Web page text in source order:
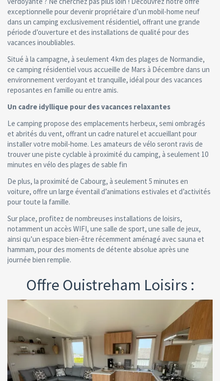
exceptionnelle pour devenir propriétaire d’un mobil-home neuf
dans un camping exclusivement résidentiel, offrant une grande
période d’ouverture et des installations de qualité pour des
vacances inoubliables.
Situé à la campagne, à seulement 4 km des plages de Normandie,
ce camping résidentiel vous accueille de Mars à Décembre dans un
environnement verdoyant et tranquille, idéal pour des vacances
reposantes en famille ou entre amis.
Un cadre idyllique pour des vacances relaxantes
Le camping propose des emplacements herbeux, semi ombragés
et abrités du vent, offrant un cadre naturel et accueillant pour
installer votre mobil-home. Les amateurs de vélo seront ravis de
trouver une piste cyclable à proximité du camping, à seulement 10
minutes en vélo des plages de sable fin
De plus, la proximité de Cabourg, à seulement 5 minutes en
voiture, offre un large éventail d’animations estivales et d’activités
pour toute la famille.
Sur place, profitez de nombreuses installations de loisirs,
notamment un accès WIFI, une salle de sport, une salle de jeux,
ainsi qu’un espace bien-être récemment aménagé avec sauna et
hammam, pour des moments de détente absolue après une
journée bien remplie.
Offre Ouistreham Loisirs :